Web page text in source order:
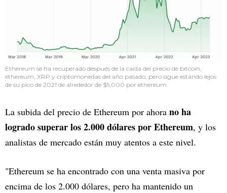
Ethereum se ha recuperado después de la caída del precio de bitcoin,
ethereum, XRP y criptomonedas del año pasado, pero sigue estando lejos
de su pico de 2021 de alrededor de $5,000 por ethereum.
La subida del precio de Ethereum por ahora no ha
logrado superar los 2.000 dólares por Ethereum, y los
analistas de mercado están muy atentos a este nivel.
"Ethereum se ha encontrado con una venta masiva por
encima de los 2.000 dólares, pero ha mantenido un